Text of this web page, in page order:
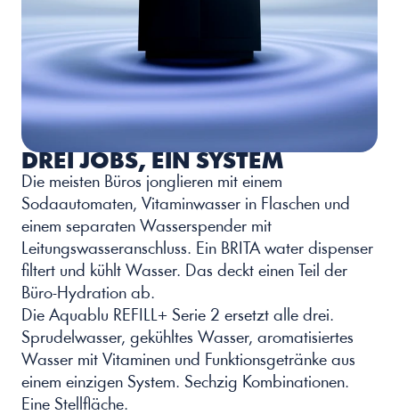
DREI JOBS, EIN SYSTEM
Die meisten Büros jonglieren mit einem
Sodaautomaten, Vitaminwasser in Flaschen und
einem separaten Wasserspender mit
Leitungswasseranschluss. Ein BRITA water dispenser
filtert und kühlt Wasser. Das deckt einen Teil der
Büro-Hydration ab.
Die Aquablu REFILL+ Serie 2 ersetzt alle drei.
Sprudelwasser, gekühltes Wasser, aromatisiertes
Wasser mit Vitaminen und Funktionsgetränke aus
einem einzigen System. Sechzig Kombinationen.
Eine Stellfläche.